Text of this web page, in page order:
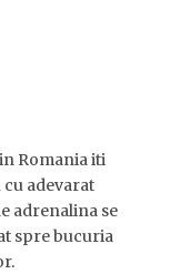
Romania iti
adevarat
adrenalina se
spre bucuria